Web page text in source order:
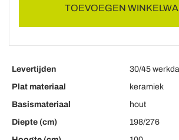
TOEVOEGEN
Levertijden
30/45
Plat materiaal
keramiek
Basismateriaal
hout
Diepte (cm)
198/276